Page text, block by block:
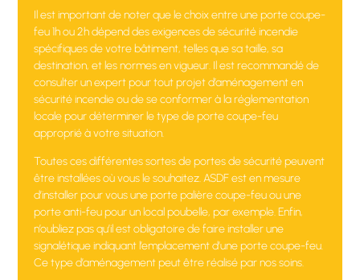
Il est important de noter que le choix entre une porte coupe-
feu 1h ou 2h dépend des exigences de sécurité incendie
spécifiques de votre bâtiment, telles que sa taille, sa
destination, et les normes en vigueur. Il est recommandé de
consulter un expert pour tout projet d’aménagement en
sécurité incendie ou de se conformer à la réglementation
locale pour déterminer le type de porte coupe-feu
approprié à votre situation.
Toutes ces différentes sortes de portes de sécurité peuvent
être installées où vous le souhaitez. ASDF est en mesure
d’installer pour vous une porte palière coupe-feu ou une
porte anti-feu pour un local poubelle, par exemple. Enfin,
n’oubliez pas qu’il est obligatoire de faire installer une
signalétique indiquant l’emplacement d’une porte coupe-feu.
Ce type d’aménagement peut être réalisé par nos soins.